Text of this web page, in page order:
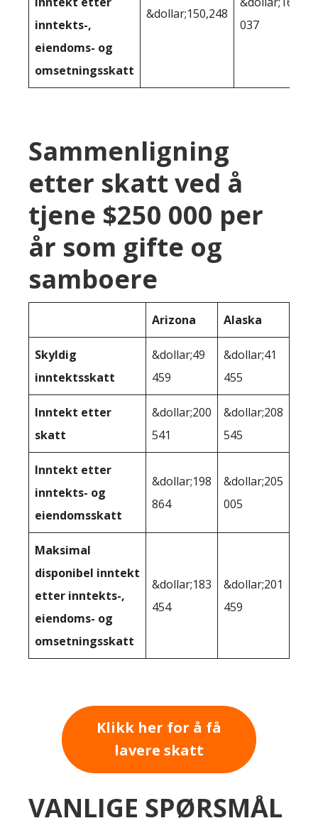
inntekts-,
eiendoms- og
omsetningsskatt
&dollar;150,248
037
Sammenligning
etter skatt ved å
tjene $250 000 per
år som gifte og
samboere
Arizona Alaska
Skyldig
inntektsskatt
&dollar;49
459
&dollar;41
455
Inntekt etter
skatt
&dollar;200
541
&dollar;208
545
Inntekt etter
inntekts- og
eiendomsskatt
&dollar;198
864
&dollar;205
005
Maksimal
disponibel inntekt
etter inntekts-,
eiendoms- og
omsetningsskatt
&dollar;183
454
&dollar;201
459
Klikk her for å få
lavere skatt
VANLIGE SPØRSMÅL